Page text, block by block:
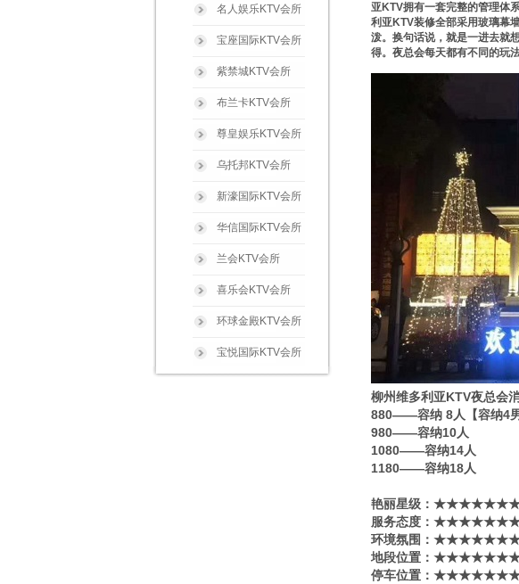
名人娱乐KTV会所
宝座国际KTV会所
紫禁城KTV会所
布兰卡KTV会所
尊皇娱乐KTV会所
乌托邦KTV会所
新濠国际KTV会所
华信国际KTV会所
兰会KTV会所
喜乐会KTV会所
环球金殿KTV会所
宝悦国际KTV会所
亚KTV拥有一套完整的管理体
利亚KTV装修全部采用玻璃幕
泼。换句话说，就是一进去就
得。夜总会每天都有不同的玩
柳州维多利亚KTV夜总会
880——容纳 8人【容纳4
980——容纳10人
1080——容纳14人
1180——容纳18人
艳丽星级​‌‌：
服务态度：
环境氛围：
地段位置：
停车位置：